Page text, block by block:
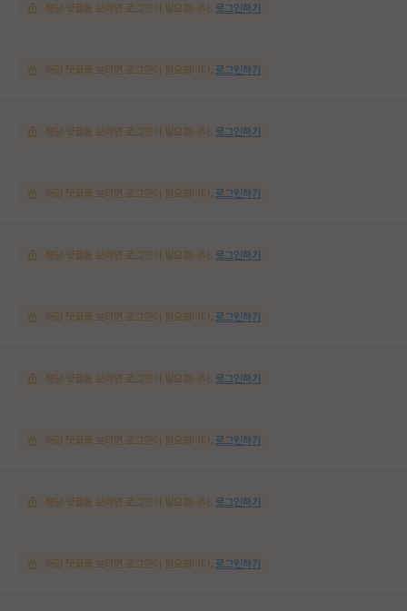
해당 댓글을 보려면 로그인이 필요합니다. 로그인하기
해당 댓글을 보려면 로그인이 필요합니다. 로그인하기
해당 댓글을 보려면 로그인이 필요합니다. 로그인하기
해당 댓글을 보려면 로그인이 필요합니다. 로그인하기
해당 댓글을 보려면 로그인이 필요합니다. 로그인하기
해당 댓글을 보려면 로그인이 필요합니다. 로그인하기
해당 댓글을 보려면 로그인이 필요합니다. 로그인하기
해당 댓글을 보려면 로그인이 필요합니다. 로그인하기
해당 댓글을 보려면 로그인이 필요합니다. 로그인하기
해당 댓글을 보려면 로그인이 필요합니다. 로그인하기